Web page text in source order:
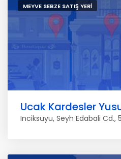
MEYVE SEBZE SATIŞ YERI
Ucak Kardesler
Inciksuyu, Seyh Edabali